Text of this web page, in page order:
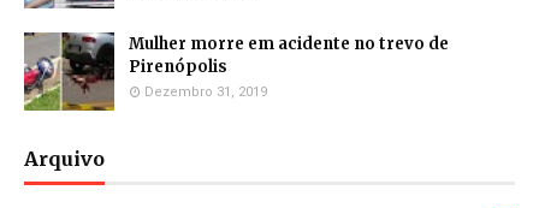
Mulher morre em acidente no trevo de
Pirenópolis
Dezembro 31, 2019
Arquivo